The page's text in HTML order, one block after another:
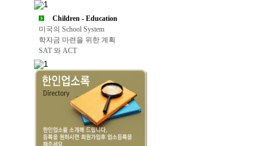
Children - Education
미국의 School System
학자금 마련을 위한 계획
SAT 와 ACT